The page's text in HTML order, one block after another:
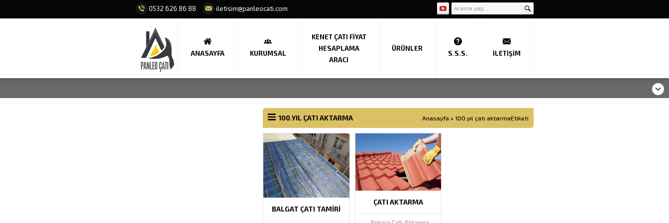
0532 626 86 88 iletisim@panleocati.com
ANASAYFA KURUMSAL
KENET ÇATI FIYAT
HESAPLAMA
ARACI
ÜRÜNLER
S.S.S. İLETIŞIM
100.YIL ÇATI AKTARMA Anasayfa » 100.yıl çatı aktarmaEtiketi
BALGAT ÇATI TAMIRI
ÇATI AKTARMA